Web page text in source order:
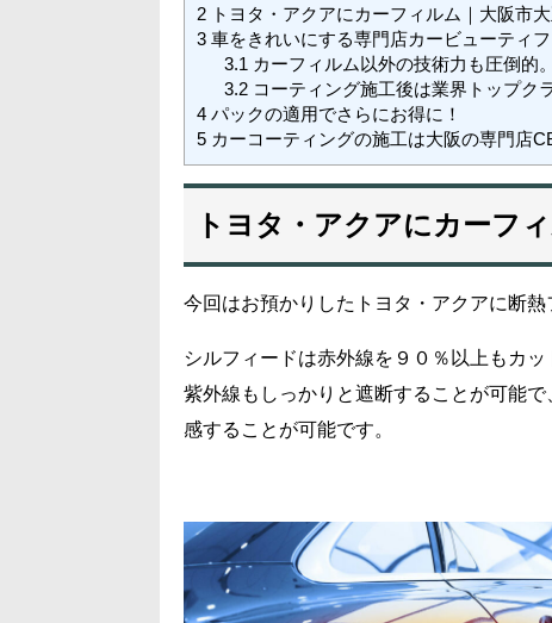
2 トヨタ・アクアにカーフィルム｜大阪市
3 車をきれいにする専門店カービューティフ
3.1 カーフィルム以外の技術力も圧倒的。
3.2 コーティング施工後は業界トップク
4 パックの適用でさらにお得に！
5 カーコーティングの施工は大阪の専門店
トヨタ・アクアにカーフ
今回はお預かりしたトヨタ・アクアに断熱
シルフィードは赤外線を９０％以上もカ
紫外線もしっかりと遮断することが可能
感することが可能です。